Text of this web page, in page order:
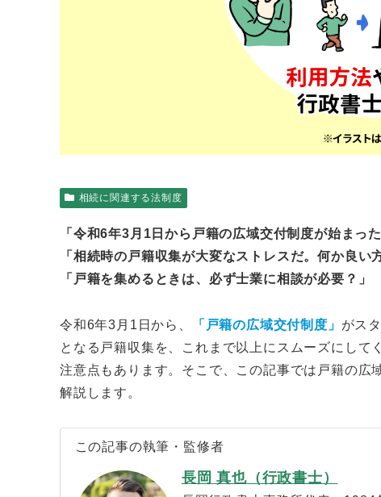
相続に関連する法制度
「令和6年3月1日から戸籍の広域交付制度が始まっ
「相続時の戸籍収集が大変なストレスだ。何か良い
「戸籍を集めるときは、必ず士業に相談が必要？」
令和6年3月1日から、 「戸籍の広域交付制度」 がス
となる戸籍収集を、これまで以上にスムーズにし
注意点もあります。そこで、この記事では戸籍の
解説します。
この記事の執筆・監修者
長岡 真也（行政書士）